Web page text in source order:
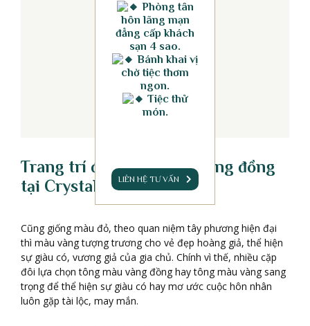
Phòng tân
hôn lãng mạn
đẳng cấp khách
sạn 4 sao.
Bánh khai vị
chờ tiệc thơm
ngon.
Tiệc thử
món.
LIÊN HỆ TƯ VẤN
Trang trí đám cưới màu v ng đồng
tại Crystal Palace
Cũng giống màu đỏ, theo quan niệm tây phương hiện đại
thì màu vàng tượng trương cho vẻ đẹp hoàng giả, thể hiện
sự giàu có, vương giả của gia chủ. Chính vì thế, nhiều cặp
đôi lựa chọn tông màu vàng đồng hay tông màu vàng sang
trọng để thể hiện sự giàu có hay mơ ước cuộc hôn nhân
luôn gặp tài lộc, may mắn.